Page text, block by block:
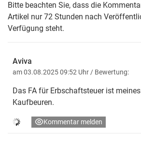
Bitte beachten Sie, dass die
Artikel nur 72 Stunden nach
Verfügung steht.
Aviva
am 03.08.2025 09:52 Uhr/ Bewertung:
Das FA für Erbschaftsteuer ist
Kaufbeuren.
Kommentar melden